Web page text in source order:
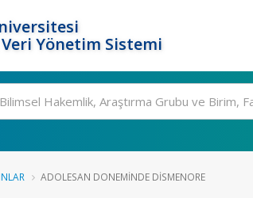
Yönetim Sistemi
ADOLESAN DONEMINDE DISMENORE